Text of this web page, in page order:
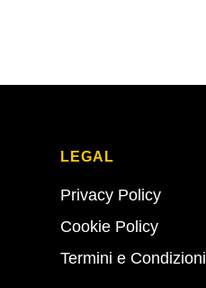
LEGAL
Privacy Policy
Cookie Policy
Termini e Condizioni